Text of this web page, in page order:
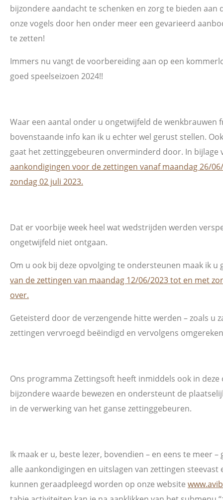
bijzondere aandacht te schenken en zorg te bieden aan
onze vogels door hen onder meer een gevarieerd
te zetten!
Immers nu vangt de voorbereiding aan op een
goed speelseizoen 2024!!
Waar een aantal onder u ongetwijfeld de wenkbrauwen
bovenstaande info kan ik u echter wel gerust stellen.
gaat het zettinggebeuren onverminderd door. In bijlage
aankondigingen voor de zettingen vanaf maandag 26/
zondag 02 juli 2023.
Dat er voorbije week heel wat wedstrijden werden
ongetwijfeld niet ontgaan.
Om u ook bij deze opvolging te ondersteunen maak ik u
van de zettingen van maandag 12/06/2023 tot en met
over.
Geteisterd door de verzengende hitte werden – zoals u
zettingen vervroegd beëindigd en vervolgens
Ons programma Zettingsoft heeft inmiddels ook in deze
bijzondere waarde bewezen en ondersteunt de
in de verwerking van het ganse zettinggebeuren.
Ik maak er u, beste lezer, bovendien – en eens te meer
alle aankondigingen en uitslagen van zettingen steevast
kunnen geraadpleegd worden op onze website